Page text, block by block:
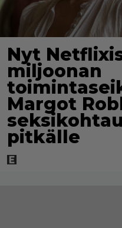
Nyt
miljoonan
Margot
pitkälle